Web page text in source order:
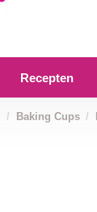
Recepten
Baking Cups